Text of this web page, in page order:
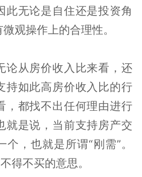
此无论是自住还是投资角
观操作上的合理性。
论从房价收入比来看，还
持如此高房价收入比的行
，都找不出任何理由进行
就是说，当前支持房产交
，也就是所谓“刚需”。
得不买的意思。